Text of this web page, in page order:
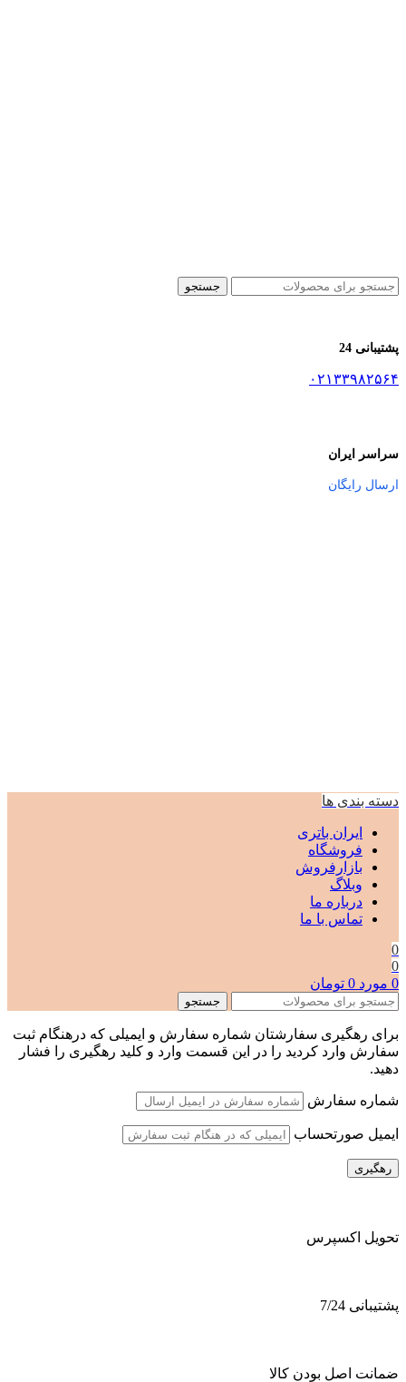
جستجو
پشتیبانی 24
۰۲۱۳۳۹۸۲۵۶۴
سراسر ایران
ارسال رایگان
دسته بندی ها
ایران باتری
فروشگاه
بازارفروش
وبلاگ
درباره ما
تماس با ما
0
0
0 مورد 0 تومان
جستجو
برای رهگیری سفارشتان شماره سفارش و ایمیلی که درهنگام ثبت
سفارش وارد کردید را در این قسمت وارد و کلید رهگیری را فشار
دهید.
شماره سفارش
ایمیل صورتحساب
رهگیری
تحویل اکسپرس
پشتیبانی 7/24
ضمانت اصل بودن کالا